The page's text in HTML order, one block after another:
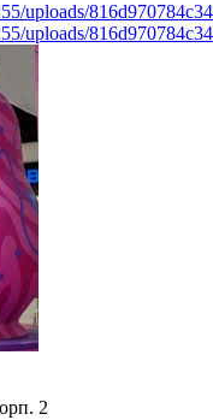
uploads/
uploads/
2